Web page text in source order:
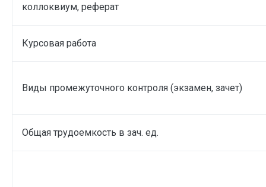
коллоквиум, реферат
Курсовая работа
Виды промежуточного контроля (экзамен, зачет)
Общая трудоемкость в зач. ед.